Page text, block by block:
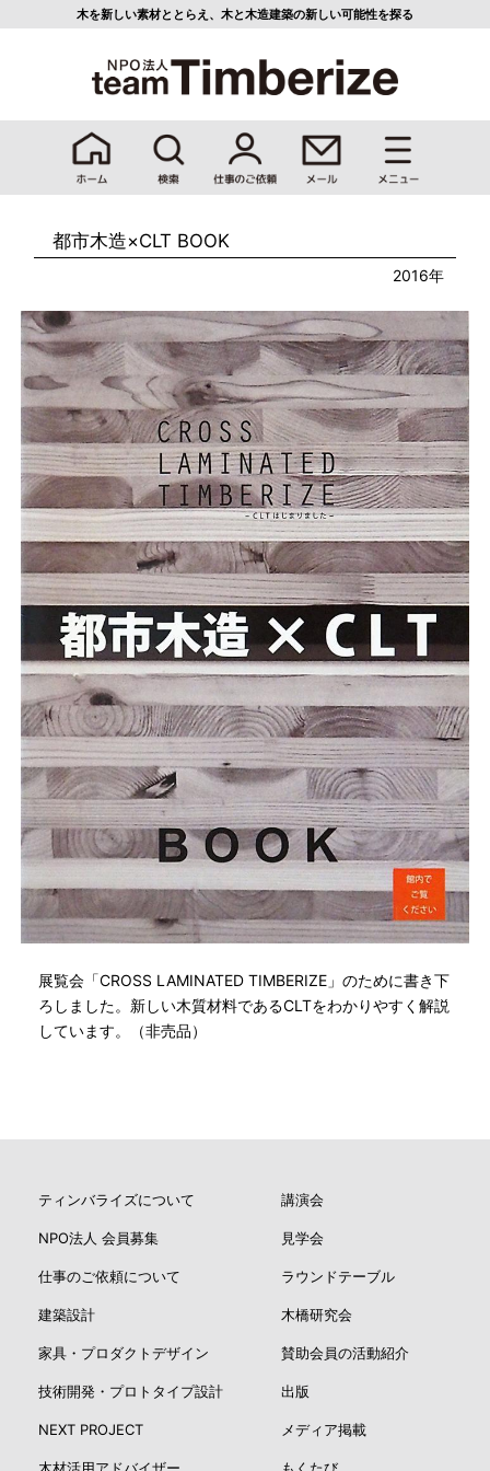
木を新しい素材ととらえ、 木と木造建築の新しい可能性を探る
都市木造×CLT BOOK
2016年
展覧会「CROSS LAMINATED TIMBERIZE」のために書き下
ろしました。新しい木質材料であるCLTをわかりやすく解説
しています。（非売品）
ティンバライズについて
NPO法人 会員募集
仕事のご依頼について
建築設計
家具・プロダクトデザイン
技術開発・プロトタイプ設計
NEXT PROJECT
講演会
見学会
ラウンドテーブル
木橋研究会
賛助会員の活動紹介
出版
メディア掲載